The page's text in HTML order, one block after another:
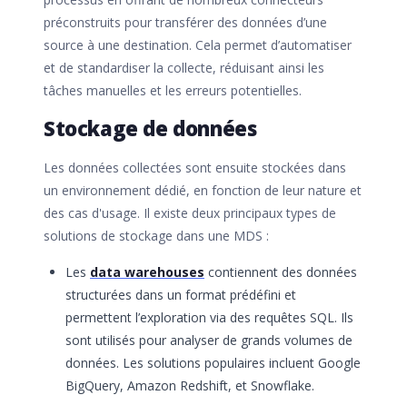
préconstruits pour transférer des données d’une
source à une destination. Cela permet d’automatiser
et de standardiser la collecte, réduisant ainsi les
tâches manuelles et les erreurs potentielles.
Stockage de données
Les données collectées sont ensuite stockées dans
un environnement dédié, en fonction de leur nature et
des cas d'usage. Il existe deux principaux types de
solutions de stockage dans une MDS :
Les data warehouses contiennent des données
structurées dans un format prédéfini et
permettent l’exploration via des requêtes SQL. Ils
sont utilisés pour analyser de grands volumes de
données. Les solutions populaires incluent Google
BigQuery, Amazon Redshift, et Snowflake.